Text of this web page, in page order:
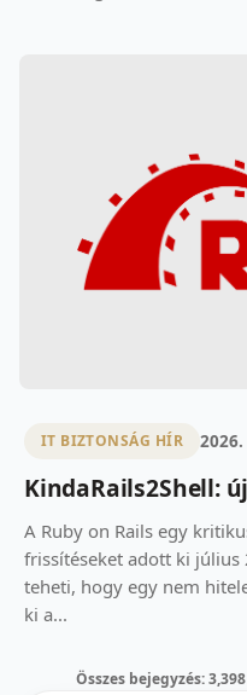
IT BIZTONSÁG HÍR
KindaRails2Shell:
A Ruby on Rails egy
frissítéseket adott ki
teheti, hogy egy nem
ki a...
Összes bejegyzés: